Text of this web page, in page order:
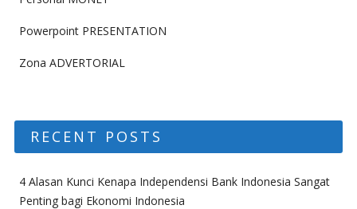
Powerpoint PRESENTATION
Zona ADVERTORIAL
RECENT POSTS
4 Alasan Kunci Kenapa Independensi Bank Indonesia Sangat
Penting bagi Ekonomi Indonesia